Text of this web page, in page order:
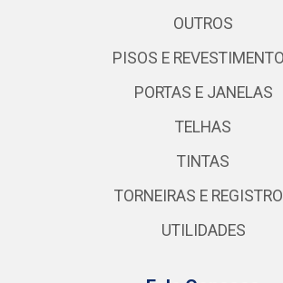
OUTROS
PISOS E
PORTAS E JANELAS
TELHAS
TINTAS
TORNEIRAS E
UTILIDADES